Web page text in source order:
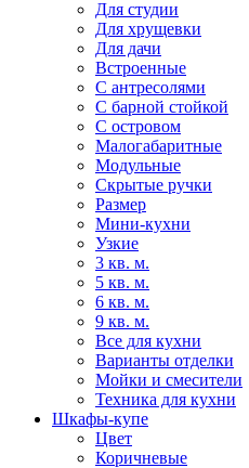
Для студии
Для хрущевки
Для дачи
Встроенные
С антресолями
С барной стойкой
С островом
Малогабаритные
Модульные
Скрытые ручки
Размер
Мини-кухни
Узкие
3 кв. м.
5 кв. м.
6 кв. м.
9 кв. м.
Все для кухни
Варианты отделки
Мойки и смесители
Техника для кухни
Шкафы-купе
Цвет
Коричневые